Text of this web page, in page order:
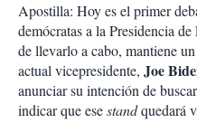
Apostilla: Hoy es el primer
demócratas a la Presidencia
de llevarlo a cabo, mantiene
actual vicepresidente, Joe
anunciar su intención de
indicar que esestandquedará